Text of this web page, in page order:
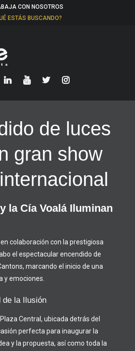
CON NOSOTROS
ESTÁS BUSCANDO?
de luces
gran show
la Cía Voalá Iluminan
colaboración con la prestigiosa
el espectacular encendido de
marcando el inicio de una
y emociones.
de la Ilusión
Central, ubicada detrás del
perfecta para inaugurar la
y la propuesta, así como toda la